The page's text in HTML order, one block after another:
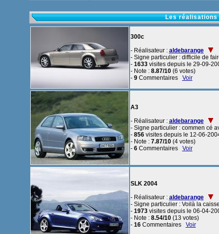
Les réalisations
300c
- Réalisateur : aldebarange
- Signe particulier : difficile de
- 1633visites depuis le 29-09-
- Note : 8.87/10(6 votes)
- 9Commentaires Voir
A3
- Réalisateur : aldebarange
- Signe particulier : commen cé
- 856visites depuis le 12-06-
- Note : 7.87/10(4 votes)
- 6Commentaires Voir
SLK 2004
- Réalisateur : aldebarange
- Signe particulier : Voilà la
- 1973visites depuis le 06-04-
- Note : 8.54/10(13 votes)
- 16Commentaires Voir